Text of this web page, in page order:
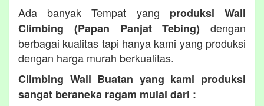
Ada banyak Tempat yang produksi Wall
Climbing (Papan Panjat Tebing) dengan
berbagai kualitas tapi hanya kami yang produksi
dengan harga murah berkualitas.
Climbing Wall Buatan yang kami produksi
sangat beraneka ragam mulai dari :